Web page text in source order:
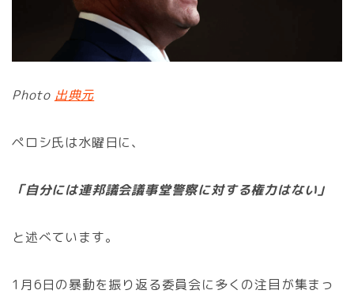
Photo 出典元
ペロシ氏は水曜日に、
「自分には連邦議会議事堂警察に対する権力はない」
と述べています。
1月6日の暴動を振り返る委員会に多くの注目が集まっ